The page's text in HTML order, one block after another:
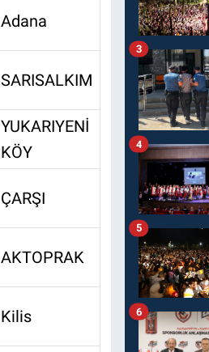
Adana
SARISALKIM
YUKARIYENİ
KÖY
ÇARŞI
AKTOPRAK
Kilis
3
4
5
6